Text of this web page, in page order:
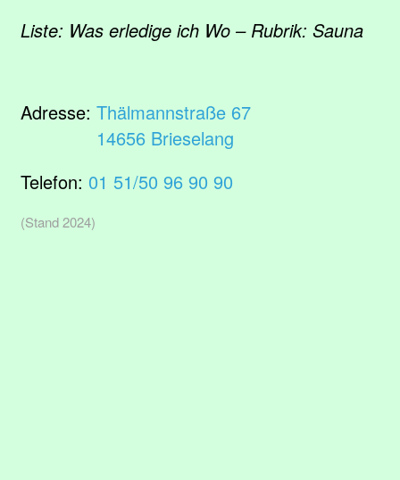
Liste: Was erledige ich Wo – Rubrik: Sauna
Adresse: Thälmannstraße 67
14656 Brieselang
Telefon: 01 51/50 96 90 90
(Stand 2024)